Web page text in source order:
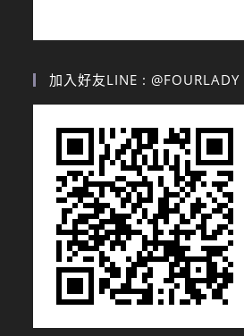
加入好友LINE : @FOURLADY